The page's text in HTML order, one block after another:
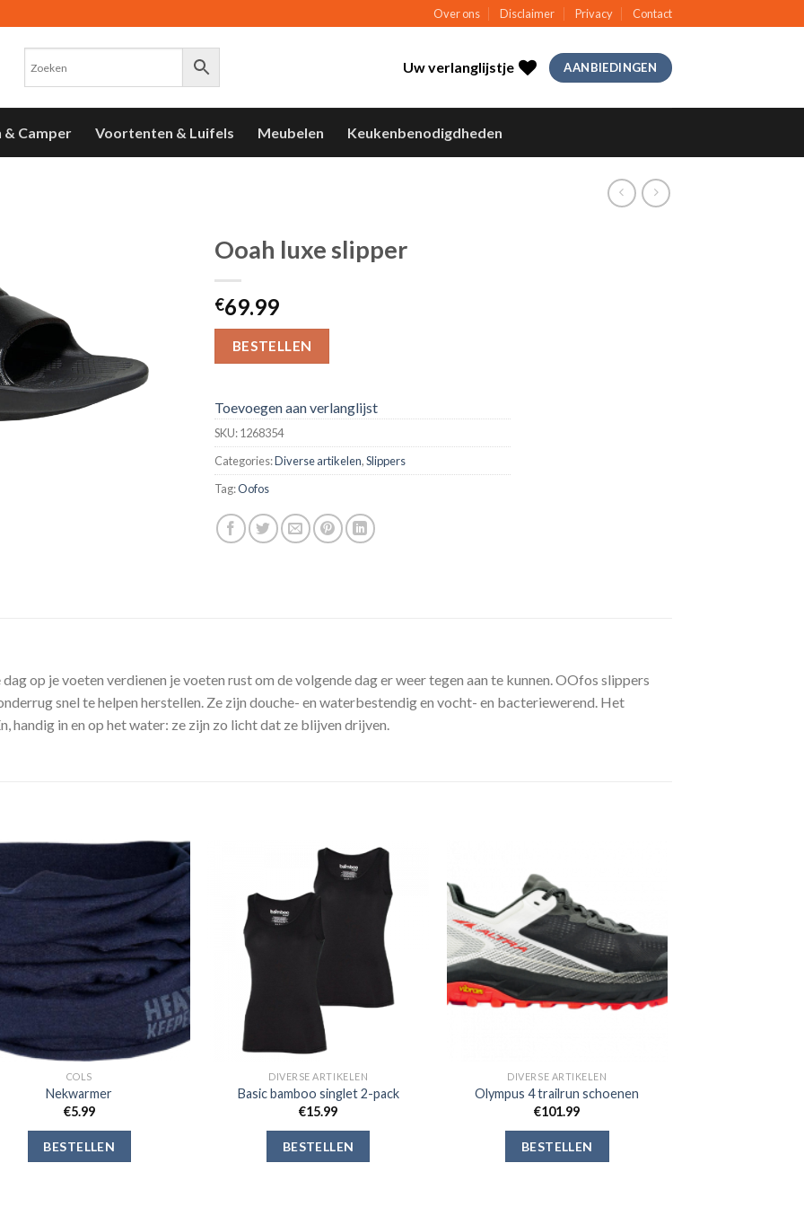
Over ons Disclaimer Privacy Contact
Uw verlanglijstje AANBIEDINGEN
& Camper Voortenten & Luifels Meubelen Keukenbenodigdheden
Ooah luxe slipper
€69.99
BESTELLEN
Toevoegen aan verlanglijst
SKU:1268354
Categories:Diverse artikelen,Slippers
Tag:Oofos
op je voeten verdienen je voeten rust om de volgende dag er weer tegen aan te kunnen. OOfos slippers
snel te helpen herstellen. Ze zijn douche- en waterbestendig en vocht- en bacteriewerend. Het
handig in en op het water: ze zijn zo licht dat ze blijven drijven.
Toevoegen
aan
verlanglijst
COLS
Nekwarmer
€5.99
BESTELLEN
Toevoegen
aan
verlanglijst
DIVERSE ARTIKELEN
Basic bamboo singlet 2-pack
€15.99
BESTELLEN
verlanglijst
DIVERSE ARTIKELEN
Olympus 4 trailrun schoenen
€101.99
BESTELLEN